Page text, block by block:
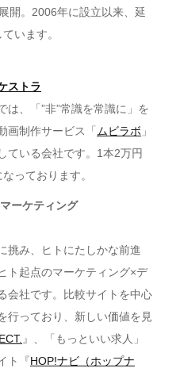
開。2006年に設立以来、延
います。
ストラ
は、「”非”常識を常識に」を
画制作サービス「 ムビラボ 」
ている会社です。1本2万円
っております。
ーケティング
挑み、ヒトにたしかな前進
ト起点のマーケティング×デ
会社です。比較サイトを中心
行っており、新しい価値を見
』、「もっといい求人」
ト『HOP!ナビ（ホップナ